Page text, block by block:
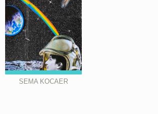
SEMA KOCAER